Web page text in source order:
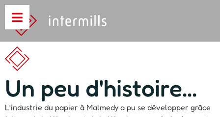
Un peu d'histoire...
L’industrie du papier à Malmedy a pu se développer grâce